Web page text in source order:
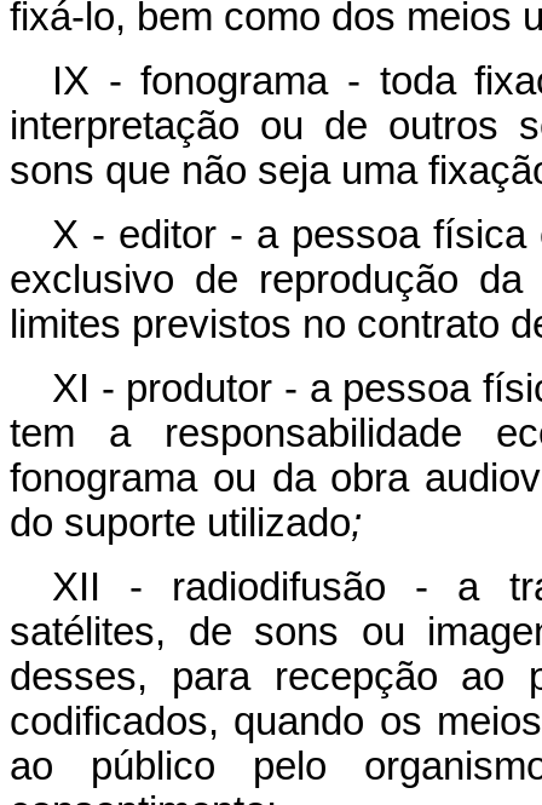
fixá-lo, bem como dos meios
IX - fonograma - toda
interpretação ou de outros
sons que não seja uma
X - editor - a pessoa
exclusivo de reprodução
limites previstos no contrato
XI - produtor - a pessoa
tem a responsabilidade
fonograma ou da obra
do suporte utilizado;
XII - radiodifusão - a
satélites, de sons ou
desses, para recepção ao
codificados, quando os
ao público pelo